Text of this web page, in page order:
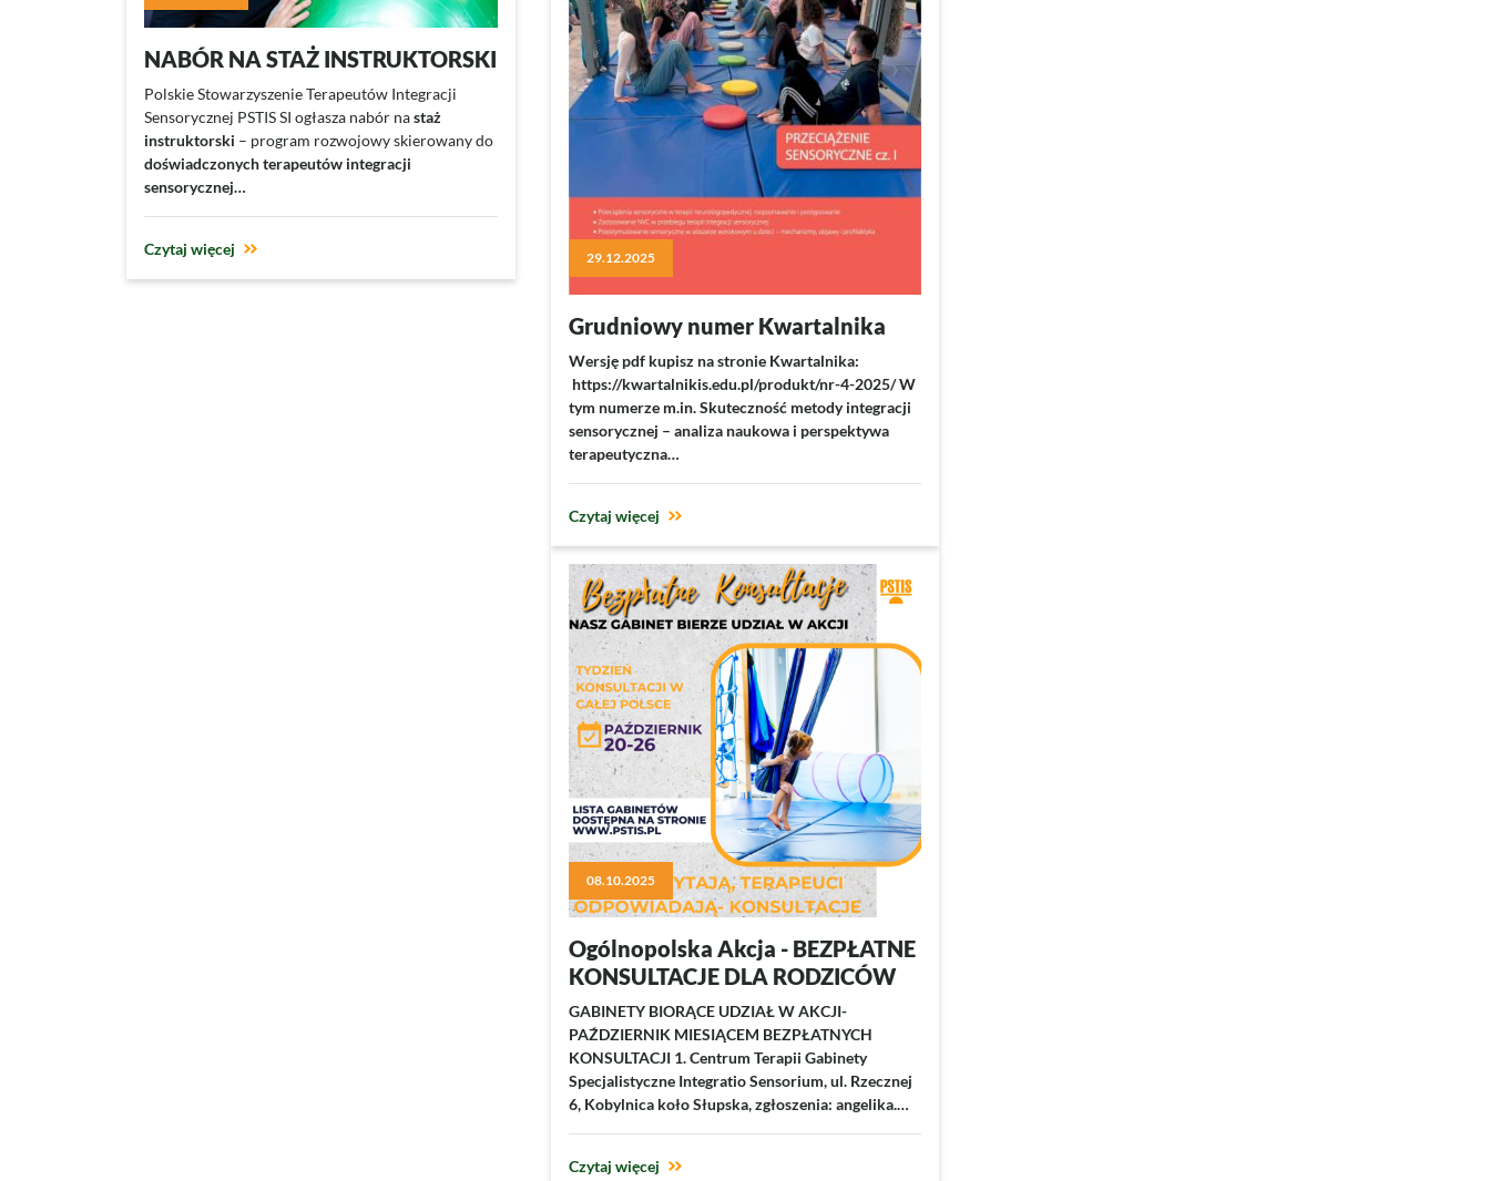
NABÓR NA STAŻ INSTRUKTORSKI
Polskie Stowarzyszenie Terapeutów Integracji
Sensorycznej PSTIS SI ogłasza nabór nastaż
instruktorski – program rozwojowy skierowany do
doświadczonych terapeutów integracji
sensorycznej…
Czytaj więcej 29.12.2025
Grudniowy numer Kwartalnika
Wersję pdf kupisz na stronie Kwartalnika:
https://kwartalnikis.edu.pl/produkt/nr-4-2025/ W
tym numerze m.in. Skuteczność metody integracji
sensorycznej – analiza naukowa i perspektywa
terapeutyczna…
Czytaj więcej
08.10.2025
Ogólnopolska Akcja - BEZPŁATNE
KONSULTACJE DLA RODZICÓW
GABINETY BIORĄCE UDZIAŁ W AKCJI-
PAŹDZIERNIK MIESIĄCEM BEZPŁATNYCH
KONSULTACJI 1. Centrum Terapii Gabinety
Specjalistyczne Integratio Sensorium, ul. Rzecznej
6, Kobylnica koło Słupska, zgłoszenia: angelika.…
Czytaj więcej